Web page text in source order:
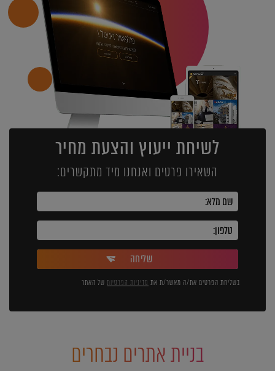
לשיחת ייעוץ והצעת מחיר
השאירו פרטים ואנחנו מיד מתקשרים:
שליחה
בשליחת הפרטים את/ה מאשר/ת את מדיניות הפרטיות של האתר
בניית אתרים נבחרים